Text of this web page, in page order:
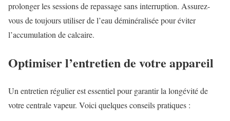
prolonger les sessions de repassage sans interruption. Assurez-
vous de toujours utiliser de l’eau déminéralisée pour éviter
l’accumulation de calcaire.
Optimiser l’entretien de votre appareil
Un entretien régulier est essentiel pour garantir la longévité de
votre centrale vapeur. Voici quelques conseils pratiques :